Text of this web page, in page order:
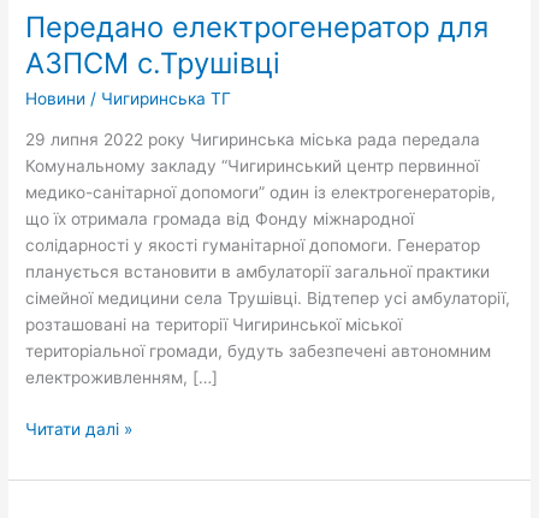
Передано електрогенератор для
АЗПСМ с.Трушівці
Новини / Чигиринська ТГ
29 липня 2022 року Чигиринська міська рада передала
Комунальному закладу “Чигиринський центр первинної
медико-санітарної допомоги” один із електрогенераторів,
що їх отримала громада від Фонду міжнародної
солідарності у якості гуманітарної допомоги. Генератор
планується встановити в амбулаторії загальної практики
сімейної медицини села Трушівці. Відтепер усі амбулаторії,
розташовані на території Чигиринської міської
територіальної громади, будуть забезпечені автономним
електроживленням, […]
для
АЗПСМ
с.Трушівці
Читати далі »